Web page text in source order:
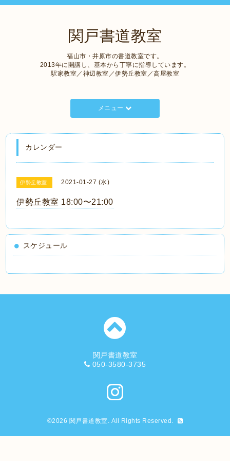
関戸書道教室
福山市・井原市の書道教室です。
2013年に開講し、基本から丁寧に指導しています。
駅家教室／神辺教室／伊勢丘教室／高屋教室
メニュー
カレンダー
伊勢丘教室 2021-01-27 (水)
伊勢丘教室 18:00〜21:00
スケジュール
関戸書道教室
050-3580-3735
©2026 関戸書道教室. All Rights Reserved.